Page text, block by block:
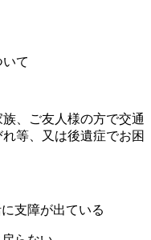
て
、ご友人様の方で交通
等、又は後遺症でお困
支障が出ている